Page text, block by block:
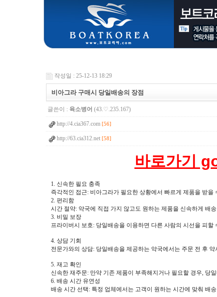
작성일 : 25-12-13 18:29
비아그라 구매시 당일배송의 장점
글쓴이 : 육소병어 (43.♡.235.167)
http://4.cia367.com [56]
http://63.cia312.net [58]
바로가기
1. 신속한 필요 충족
즉각적인 접근: 비아그라가 필요한 상황에서 빠르게 제품을 받
2. 편리함
시간 절약: 약국에 직접 가지 않고도 원하는 제품을 신속하게 배
3. 비밀 보장
프라이버시 보호: 당일배송을 이용하면 다른 사람의 시선을 피
4. 상담 기회
전문가와의 상담: 당일배송을 제공하는 약국에서는 주문 전 후
5. 재고 확인
신속한 재주문: 만약 기존 제품이 부족해지거나 필요할 경우, 당
6. 배송 시간 유연성
배송 시간 선택: 특정 업체에서는 고객이 원하는 시간에 맞춰 배